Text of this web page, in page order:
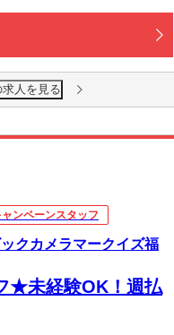
人を見る
ャンペーンスタッフ
クカメラマークイズ福
★未経験OK！週払